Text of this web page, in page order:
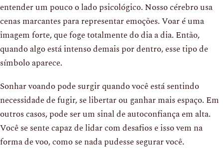
entender um pouco o lado psicológico. Nosso cérebro usa
cenas marcantes para representar emoções. Voar é uma
imagem forte, que foge totalmente do dia a dia. Então,
quando algo está intenso demais por dentro, esse tipo de
símbolo aparece.
Sonhar voando pode surgir quando você está sentindo
necessidade de fugir, se libertar ou ganhar mais espaço. Em
outros casos, pode ser um sinal de autoconfiança em alta.
Você se sente capaz de lidar com desafios e isso vem na
forma de voo, como se nada pudesse segurar você.